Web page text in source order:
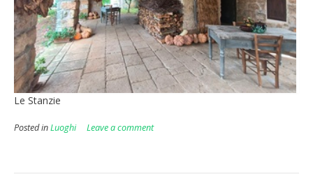
Le Stanzie
Posted inLuoghi Leave a comment